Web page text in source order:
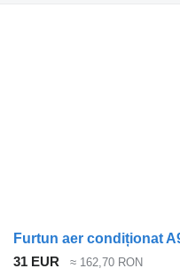
31 EUR ≈ 162,70 RON